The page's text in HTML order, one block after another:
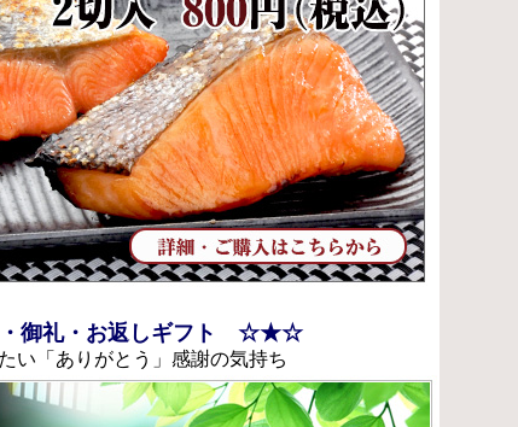
礼・お返しギフト ☆★☆
い「ありがとう」感謝の気持ち